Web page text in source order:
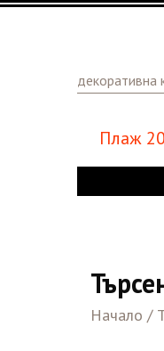
Плаж
Начало /